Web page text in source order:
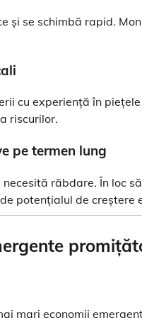
și se schimbă rapid.
cu experiență în
riscurilor.
pe termen lung
răbdare. În loc
potențialul de creștere
mari economii